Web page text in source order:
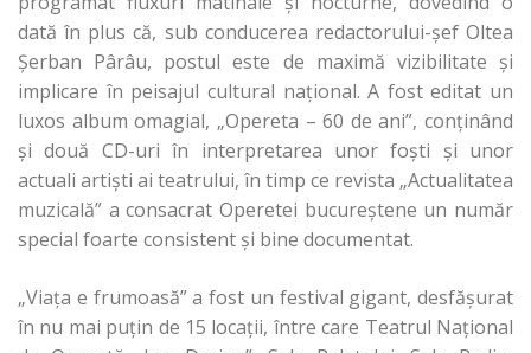
dată în plus că, sub conducerea redactorului-şef Oltea
Şerban Pârâu, postul este de maximă vizibilitate şi
implicare în peisajul cultural naţional. A fost editat un
luxos album omagial, „Opereta – 60 de ani”, conţinând
şi două CD-uri în interpretarea unor foşti şi unor
actuali artişti ai teatrului, în timp ce revista „Actualitatea
muzicală” a consacrat Operetei bucureştene un număr
special foarte consistent şi bine documentat.
„Viaţa e frumoasă” a fost un festival gigant, desfăşurat
în nu mai puţin de 15 locaţii, între care Teatrul Naţional